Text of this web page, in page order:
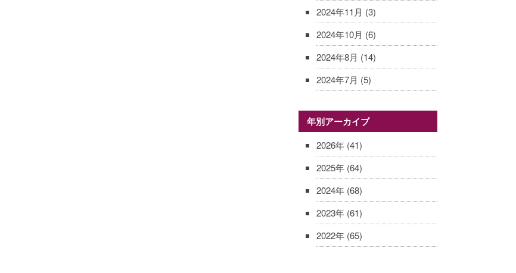
2024年11月 (3)
2024年10月 (6)
2024年8月 (14)
2024年7月 (5)
年別アーカイブ
2026年(41)
2025年(64)
2024年(68)
2023年(61)
2022年(65)